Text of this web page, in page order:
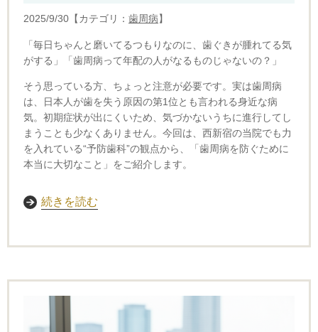
2025/9/30【カテゴリ： 歯周病】
「毎日ちゃんと磨いてるつもりなのに、歯ぐきが腫れてる気
がする」
「歯周病って年配の人がなるものじゃないの？」
そう思っている方、ちょっと注意が必要です。 実は歯周病
は、日本人が歯を失う原因の第1位とも言われる身近な病
気。初期症状が出にくいため、気づかないうちに進行してし
まうことも少なくありません。 今回は、西新宿の当院でも力
を入れている“予防歯科”の観点から、「歯周病を防ぐために
本当に大切なこと」をご紹介します。
続きを読む